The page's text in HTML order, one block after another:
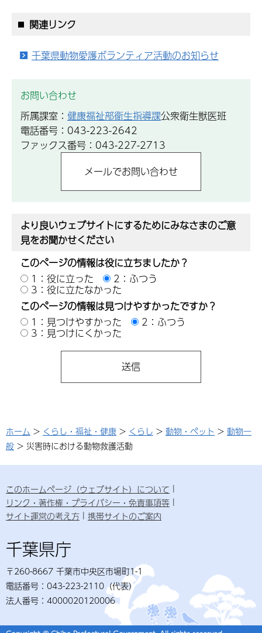
関連リンク
千葉県動物愛護ボランティア活動のお知らせ
お問い合わせ
所属課室： 健康福祉部衛生指導課公衆衛生獣医班
電話番号：043-223-2642
ファックス番号：043-227-2713
より良いウェブサイトにするためにみなさまのご意
見をお聞かせください
このページの情報は役に立ちましたか？
1：役に立った
2：ふつう
3：役に立たなかった
このページの情報は見つけやすかったですか？
1：見つけやすかった
2：ふつう
3：見つけにくかった
ホーム > くらし・福祉・健康 > くらし > 動物・ペット > 動物一
般 > 災害時における動物救護活動
このホームページ（ウェブサイト）について
リンク・著作権・プライバシー・免責事項等
サイト運営の考え方
携帯サイトのご案内
千葉県庁
〒260-8667 千葉市中央区市場町1-1
電話番号：043-223-2110（代表）
法人番号：4000020120006